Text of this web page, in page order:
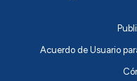
Acuerdo de Usuario